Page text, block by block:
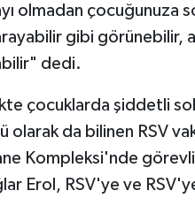
olmadan çocuğunuza
gibi
dedi.
çocuklarda şiddetli
olarak da bilinen RSV
Kompleksi'nde görevli
Erol, RSV'ye ve